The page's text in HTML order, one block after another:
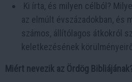
Ki írta, és milyen célból?
az elmúlt évszázadokban, és
számos, állítólagos átkokról
keletkezésének
Miért nevezik az Ördög